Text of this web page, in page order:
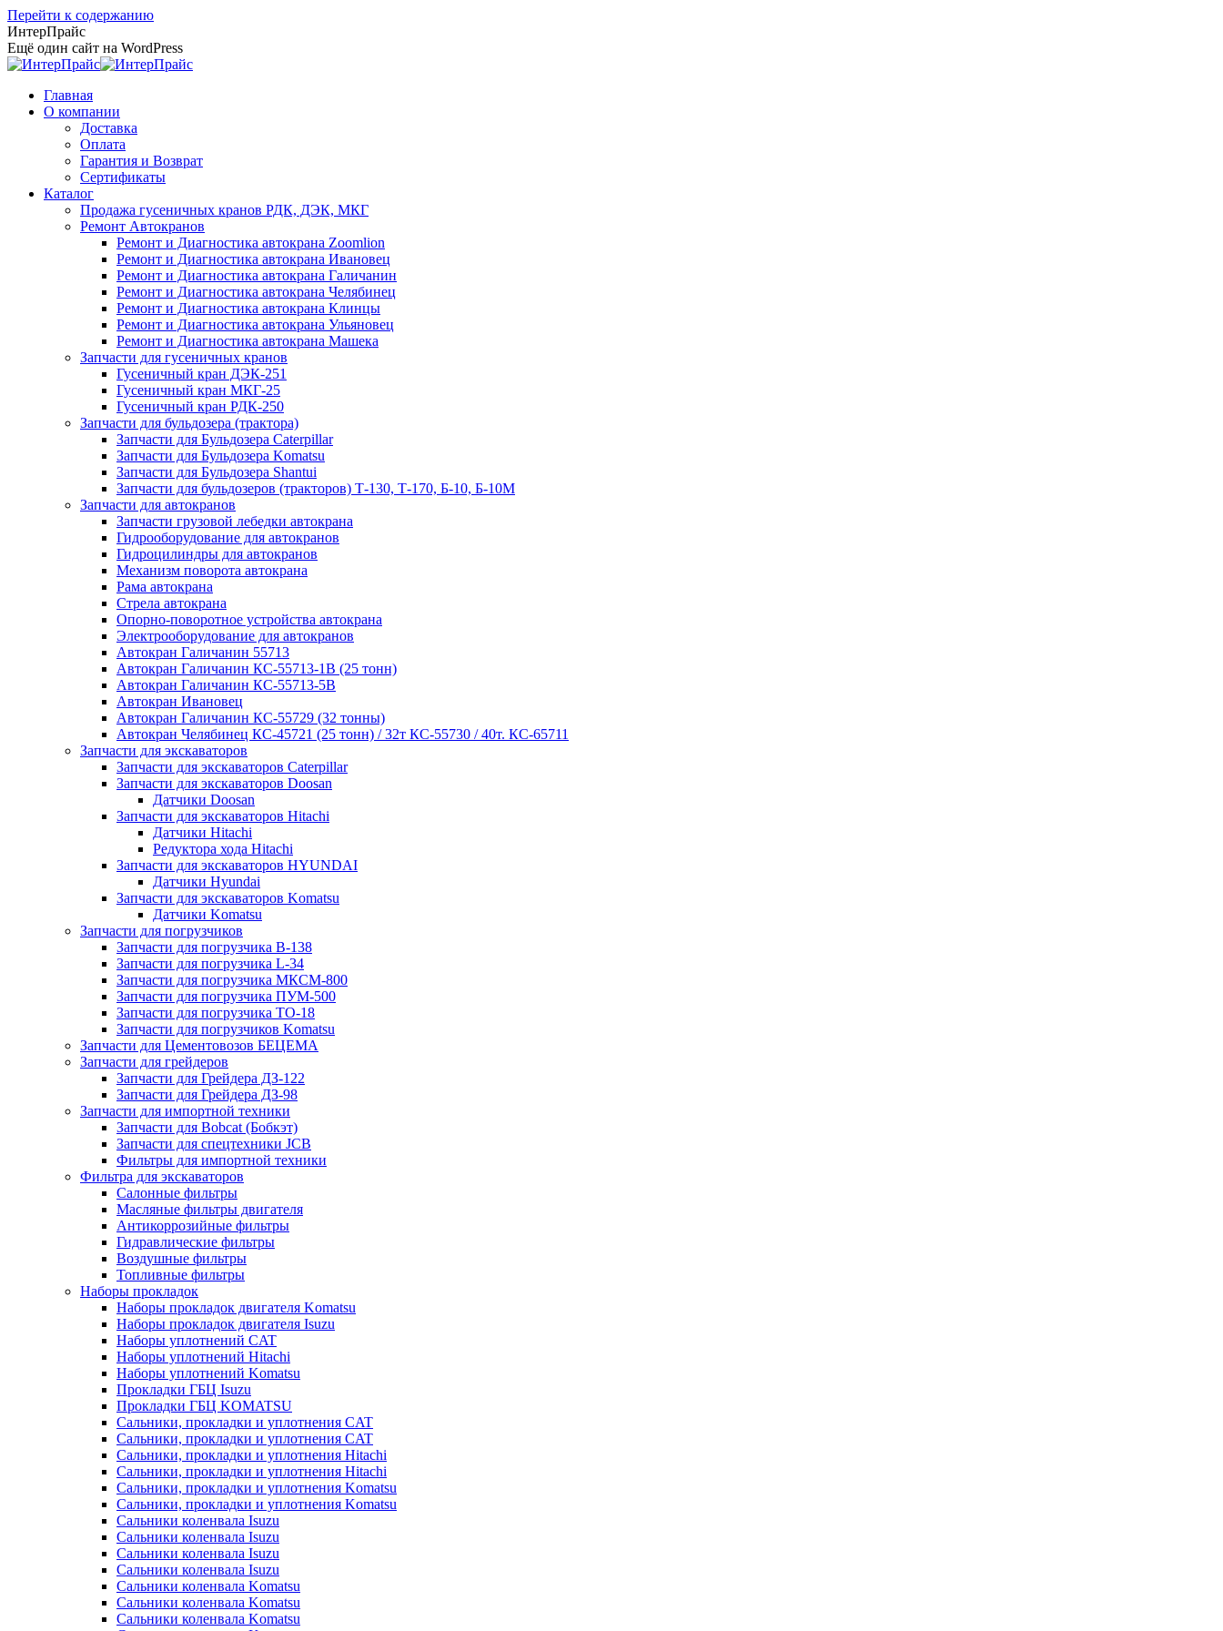
Перейти к содержанию
ИнтерПрайс
Ещё один сайт на WordPress
Главная
О компании
Доставка
Оплата
Гарантия и Возврат
Сертификаты
Каталог
Продажа гусеничных кранов РДК, ДЭК, МКГ
Ремонт Автокранов
Ремонт и Диагностика автокрана Zoomlion
Ремонт и Диагностика автокрана Ивановец
Ремонт и Диагностика автокрана Галичанин
Ремонт и Диагностика автокрана Челябинец
Ремонт и Диагностика автокрана Клинцы
Ремонт и Диагностика автокрана Ульяновец
Ремонт и Диагностика автокрана Машека
Запчасти для гусеничных кранов
Гусеничный кран ДЭК-251
Гусеничный кран МКГ-25
Гусеничный кран РДК-250
Запчасти для бульдозера (трактора)
Запчасти для Бульдозера Caterpillar
Запчасти для Бульдозера Komatsu
Запчасти для Бульдозера Shantui
Запчасти для бульдозеров (тракторов) Т-130, Т-170, Б-10, Б-10М
Запчасти для автокранов
Запчасти грузовой лебедки автокрана
Гидрооборудование для автокранов
Гидроцилиндры для автокранов
Механизм поворота автокрана
Рама автокрана
Стрела автокрана
Опорно-поворотное устройства автокрана
Электрооборудование для автокранов
Автокран Галичанин 55713
Автокран Галичанин КС-55713-1В (25 тонн)
Автокран Галичанин КС-55713-5В
Автокран Ивановец
Автокран Галичанин КС-55729 (32 тонны)
Автокран Челябинец КС-45721 (25 тонн) / 32т КС-55730 / 40т. КС-65711
Запчасти для экскаваторов
Запчасти для экскаваторов Caterpillar
Запчасти для экскаваторов Doosan
Датчики Doosan
Запчасти для экскаваторов Hitachi
Датчики Hitachi
Редуктора хода Hitachi
Запчасти для экскаваторов HYUNDAI
Датчики Hyundai
Запчасти для экскаваторов Komatsu
Датчики Komatsu
Запчасти для погрузчиков
Запчасти для погрузчика B-138
Запчасти для погрузчика L-34
Запчасти для погрузчика МКСМ-800
Запчасти для погрузчика ПУМ-500
Запчасти для погрузчика ТО-18
Запчасти для погрузчиков Komatsu
Запчасти для Цементовозов БЕЦЕМА
Запчасти для грейдеров
Запчасти для Грейдера ДЗ-122
Запчасти для Грейдера ДЗ-98
Запчасти для импортной техники
Запчасти для Bobcat (Бобкэт)
Запчасти для спецтехники JCB
Фильтры для импортной техники
Фильтра для экскаваторов
Салонные фильтры
Масляные фильтры двигателя
Антикоррозийные фильтры
Гидравлические фильтры
Воздушные фильтры
Топливные фильтры
Наборы прокладок
Наборы прокладок двигателя Komatsu
Наборы прокладок двигателя Isuzu
Наборы уплотнений CAT
Наборы уплотнений Hitachi
Наборы уплотнений Komatsu
Прокладки ГБЦ Isuzu
Прокладки ГБЦ KOMATSU
Сальники, прокладки и уплотнения CAT
Сальники, прокладки и уплотнения CAT
Сальники, прокладки и уплотнения Hitachi
Сальники, прокладки и уплотнения Hitachi
Сальники, прокладки и уплотнения Komatsu
Сальники, прокладки и уплотнения Komatsu
Сальники коленвала Isuzu
Сальники коленвала Isuzu
Сальники коленвала Isuzu
Сальники коленвала Isuzu
Сальники коленвала Komatsu
Сальники коленвала Komatsu
Сальники коленвала Komatsu